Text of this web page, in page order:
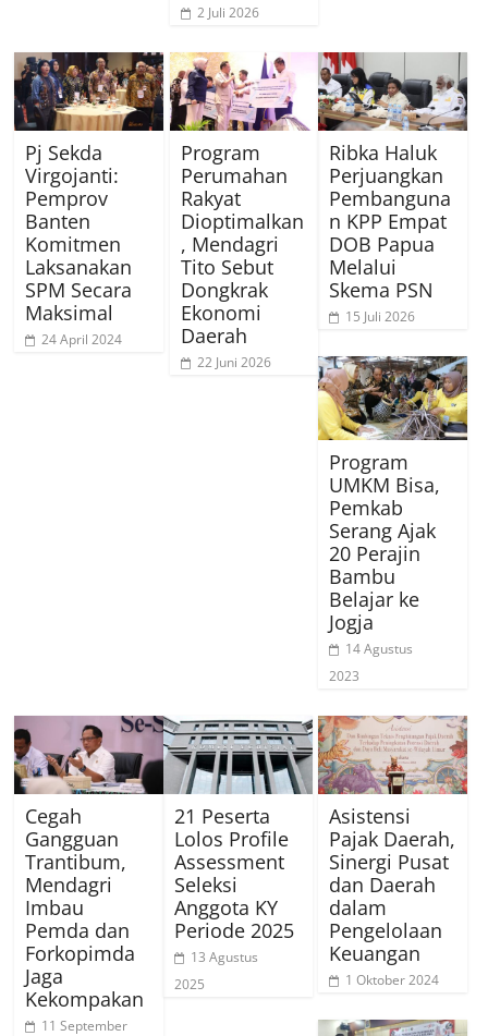
2 Juli 2026
Pj Sekda
Virgojanti:
Pemprov
Banten
Komitmen
Laksanakan
SPM Secara
Maksimal
24 April 2024
Program
Perumahan
Rakyat
Dioptimalkan
, Mendagri
Tito Sebut
Dongkrak
Ekonomi
Daerah
22 Juni 2026
Ribka Haluk
Perjuangkan
Pembanguna
n KPP Empat
DOB Papua
Melalui
Skema PSN
15 Juli 2026
Program
UMKM Bisa,
Pemkab
Serang Ajak
20 Perajin
Bambu
Belajar ke
Jogja
14 Agustus
2023
Cegah
Gangguan
Trantibum,
Mendagri
Imbau
Pemda dan
Forkopimda
Jaga
Kekompakan
11 September
21 Peserta
Lolos Profile
Assessment
Seleksi
Anggota KY
Periode 2025
13 Agustus
2025
Asistensi
Pajak Daerah,
Sinergi Pusat
dan Daerah
dalam
Pengelolaan
Keuangan
1 Oktober 2024